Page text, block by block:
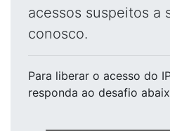
acessos suspeitos a
conosco.
Para liberar o acesso do
responda ao desafio